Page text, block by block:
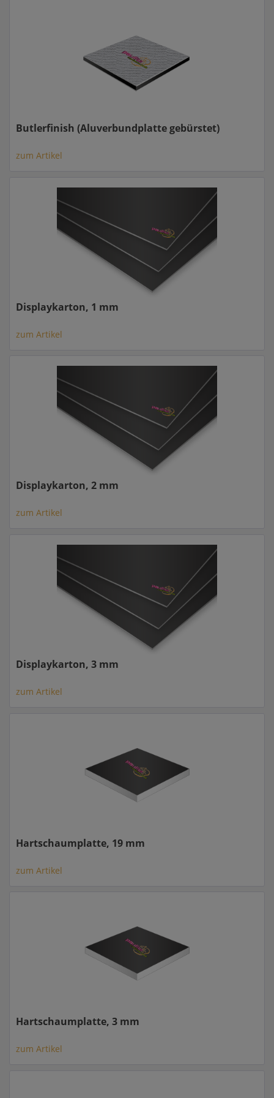
Butlerfinish (Aluverbundplatte gebürstet)
zum Artikel
Displaykarton, 1 mm
zum Artikel
Displaykarton, 2 mm
zum Artikel
Displaykarton, 3 mm
zum Artikel
Hartschaumplatte, 19 mm
zum Artikel
Hartschaumplatte, 3 mm
zum Artikel